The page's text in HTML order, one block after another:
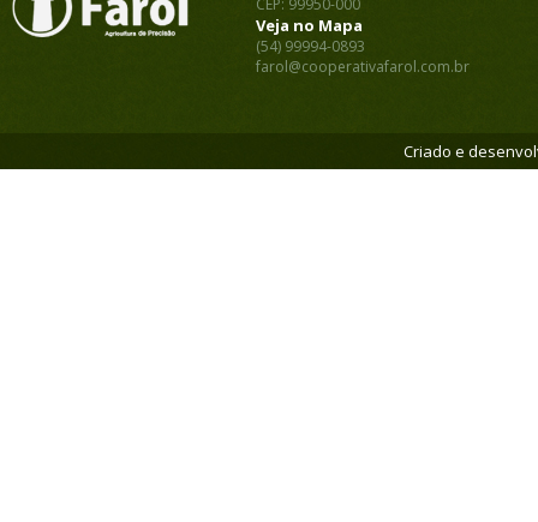
CEP: 99950-000
Veja no Mapa
(54) 99994-0893
farol@cooperativafarol.com.br
Criado e